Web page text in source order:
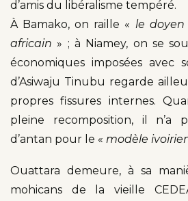
d’amis du libéralisme tempéré.
À Bamako, on raille « le
africain » ; à Niamey, on se
économiques imposées avec
d’Asiwaju Tinubu regarde
propres fissures internes.
pleine recomposition, il n’a
d’antan pour le « modèle
Ouattara demeure, à sa
mohicans de la vieille